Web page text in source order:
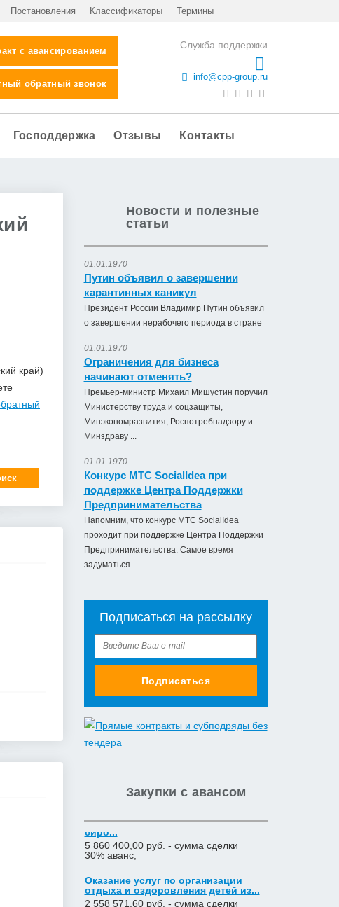
Постановления Классификаторы Термины
с авансированием
обратный звонок
Служба поддержки
info@cpp-group.ru
Господдержка Отзывы Контакты
край)
Новости и полезные
статьи
01.01.1970
Путин объявил о завершении
карантинных каникул
Президент России Владимир Путин объявил
о завершении нерабочего периода в стране
01.01.1970
Ограничения для бизнеса
начинают отменять?
Премьер-министр Михаил Мишустин поручил
Министерству труда и соцзащиты,
Минэкономразвития, Роспотребнадзору и
Минздраву ...
01.01.1970
Конкурс МТС SocialIdea при
поддержке Центра Поддержки
Предпринимательства
Напомним, что конкурс МТС SocialIdea
проходит при поддержке Центра Поддержки
Предпринимательства. Самое время
задуматься...
Подписаться на рассылку
Подписаться
Закупки с авансом
Оказание услуги по ремонту и
техническому обслуживанию
979 492,71 руб. - сумма сделки
50% аванс;
приобретение жилого помещения
(квартиры) в муниципальную соб...
1 538 252,80 руб. - сумма сделки
30% аванс;
Закупка путевок в санаторно-
курортные организации детям-
30% аванс;
отдыха и оздоровления детей из...
2 558 571,60 руб. - сумма сделки
20% аванс;
Закупка путевок в детские
специализированные
(профильные) ла...
3 241 482,30 руб. - сумма сделки
30% аванс;
30% аванс;
курортные организации детям-
сиро...
5 860 400,00 руб. - сумма сделки
30% аванс;
Оказание услуг по организации
отдыха и оздоровления детей из...
2 558 571,60 руб. - сумма сделки